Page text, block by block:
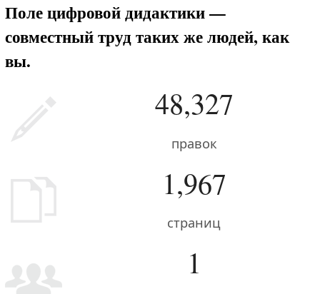
Поле цифровой дидактики —
совместный труд таких же людей, как
вы.
48,327
правок
1,967
страниц
1